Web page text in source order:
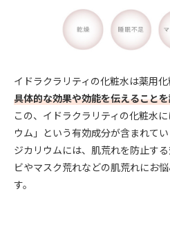
イドラクラリティの化粧水は薬用化
具体的な効果や効能を伝えること
この、イドラクラリティの化粧水
ウム」という有効成分が含まれて
ジカリウムには、肌荒れを防止す
ビやマスク荒れなどの肌荒れにお
す。